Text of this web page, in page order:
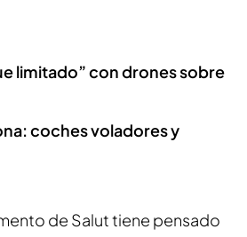
limitado” con drones sobre
coches voladores y
de Salut tiene pensado